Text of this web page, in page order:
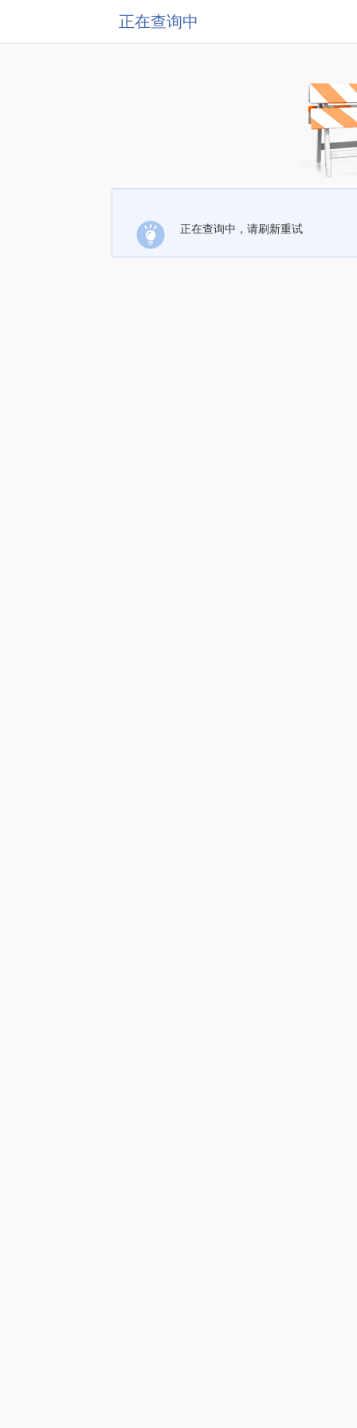
正在查询中
正在查询中，请刷新重试